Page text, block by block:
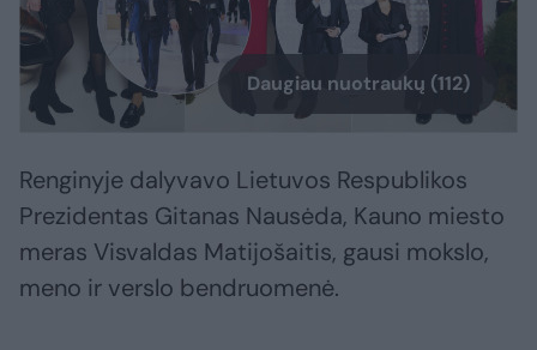
Daugiau nuotraukų (112)
Renginyje dalyvavo Lietuvos Respublikos
Prezidentas Gitanas Nausėda, Kauno miesto
meras Visvaldas Matijošaitis, gausi mokslo,
meno ir verslo bendruomenė.